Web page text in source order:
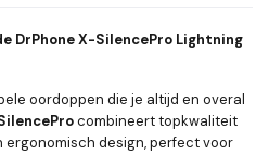
DrPhone X-SilencePro Lightning
oordoppen die je altijd en overal
combineert topkwaliteit
design, perfect voor